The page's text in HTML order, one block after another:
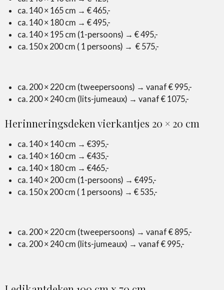
ca. 140 × 165 cm → € 465,-
ca. 140 × 180 cm → € 495,-
ca. 140 × 195 cm (1-persoons) → € 495,-
ca. 150 x 200 cm ( 1 persoons) → € 575,-
ca. 200 × 220 cm (tweepersoons) → vanaf € 995,-
ca. 200 × 240 cm (lits-jumeaux) → vanaf € 1075,-
Herinneringsdeken vierkantjes 20 × 20 cm
ca. 140 × 140 cm → €395,-
ca. 140 × 160 cm → €435,-
ca. 140 × 180 cm → €465,-
ca. 140 × 200 cm (1-persoons) → €495,-
ca. 150 x 200 cm ( 1 persoons) → € 535,-
ca. 200 × 220 cm (tweepersoons) → vanaf € 895,-
ca. 200 × 240 cm (lits-jumeaux) → vanaf € 995,-